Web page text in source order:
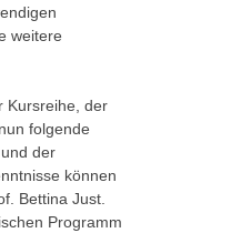
weitere
Kursreihe, der
folgende
der
können
Bettina Just.
Programm